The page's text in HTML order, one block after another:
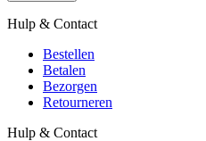
Hulp & Contact
Bestellen
Betalen
Bezorgen
Retourneren
Hulp & Contact